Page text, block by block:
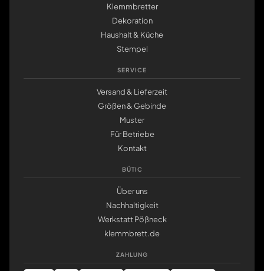
Klemmbretter
Dekoration
Haushalt & Küche
Stempel
SERVICE
Versand & Lieferzeit
Größen & Gebinde
Muster
Für Betriebe
Kontakt
BÜTIC
Über uns
Nachhaltigkeit
Werkstatt Pößneck
klemmbrett.de
ZAHLUNG